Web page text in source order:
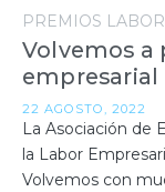
PREMIOS
Volvemos a
empresarial
22 AGOSTO, 2022
La Asociación de
la Labor
Volvemos con